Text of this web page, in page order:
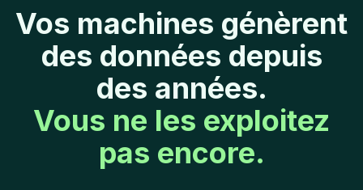
Vos machines génèrent
des données depuis
des années.
Vous ne les exploitez
pas encore.